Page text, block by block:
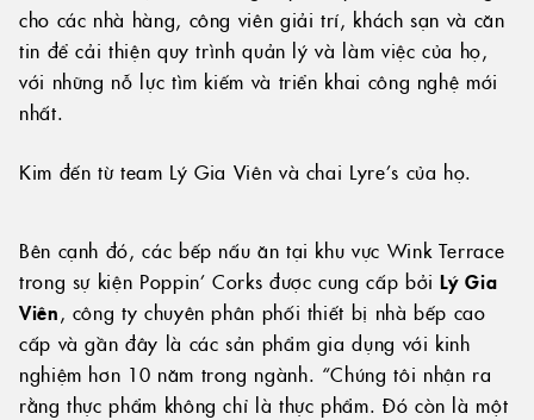
cho các nhà hàng, công viên giải trí, khách sạn và căn
tin để cải thiện quy trình quản lý và làm việc của họ,
với những nỗ lực tìm kiếm và triển khai công nghệ mới
nhất.
Kim đến từ team Lý Gia Viên và chai Lyre’s của họ.
Bên cạnh đó, các bếp nấu ăn tại khu vực Wink Terrace
trong sự kiện Poppin’ Corks được cung cấp bởiLý Gia
Viên, công ty chuyên phân phối thiết bị nhà bếp cao
cấp và gần đây là các sản phẩm gia dụng với kinh
nghiệm hơn 10 năm trong ngành. “Chúng tôi nhận ra
rằng thực phẩm không chỉ là thực phẩm. Đó còn là một